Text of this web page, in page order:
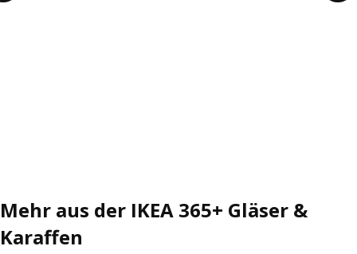
Mehr aus der IKEA 365+ Gläser &
Karaffen